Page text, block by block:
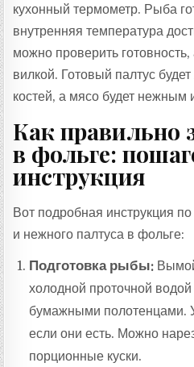
кухонный термометр. Рыба
внутренняя температура
можно проверить
вилкой. Готовый палтус будет
костей, а мясо будет нежным
Как правильно
в фольге:
инструкция
Вот подробная инструкция
и нежного палтуса в фольге:
Подготовка рыбы:
холодной проточной
бумажными полотенцами.
если они есть. Можно
порционные куски.